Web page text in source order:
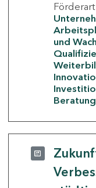
und
Beratung